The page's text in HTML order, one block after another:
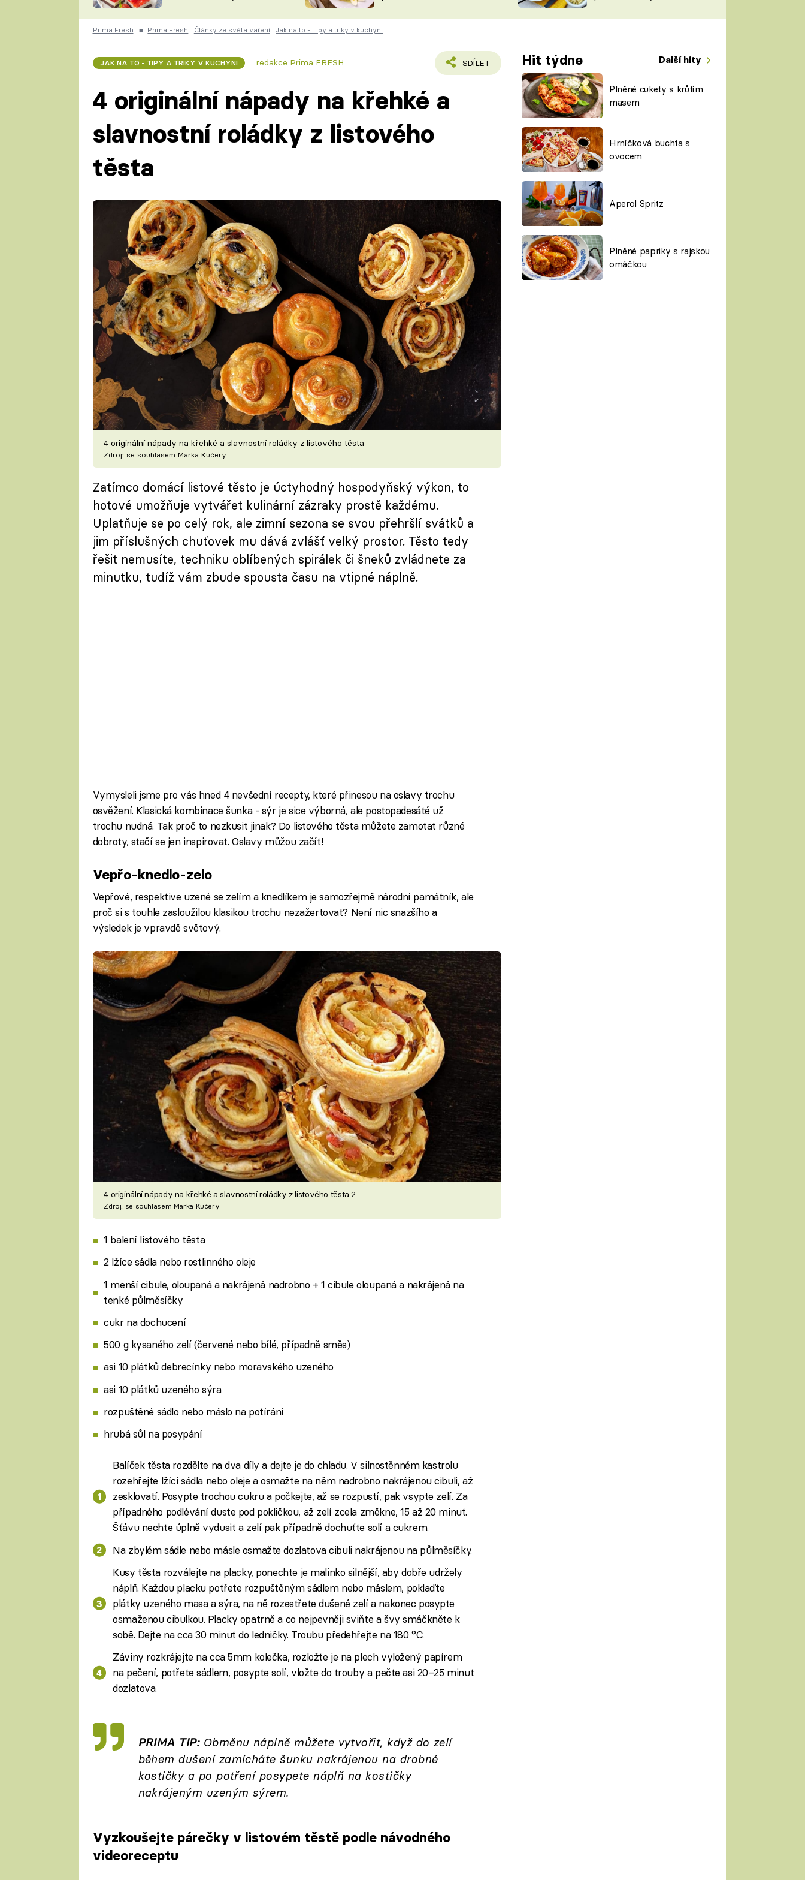
ČESKO NA TALÍŘI
DOMÁCÍ
KUCHAŘKA
VYCHYTÁVKY
ŠÉFREDAKTORKY
ČASOPIS
Prima Fresh ■ Prima Fresh Články ze světa vaření Jak na to - Tipy a triky v kuchyni
JAK NA TO - TIPY A TRIKY V KUCHYNI redakce Prima FRESH SDÍLET Hit týdne Další hity
Plněné cukety s krůtím
masem
Hrníčková buchta s
ovocem
Aperol Spritz
Plněné papriky s rajskou
omáčkou
4 originální nápady na křehké a
slavnostní roládky z listového
těsta
4 originální nápady na křehké a slavnostní roládky z listového těsta
Zdroj: se souhlasem Marka Kučery
Zatímco domácí listové těsto je úctyhodný hospodyňský výkon, to
hotové umožňuje vytvářet kulinární zázraky prostě každému.
Uplatňuje se po celý rok, ale zimní sezona se svou přehršlí svátků a
jim příslušných chuťovek mu dává zvlášť velký prostor. Těsto tedy
řešit nemusíte, techniku oblíbených spirálek či šneků zvládnete za
minutku, tudíž vám zbude spousta času na vtipné náplně.
Vymysleli jsme pro vás hned 4 nevšední recepty, které přinesou na oslavy trochu
osvěžení. Klasická kombinace šunka - sýr je sice výborná, ale postopadesáté už
trochu nudná. Tak proč to nezkusit jinak? Do listového těsta můžete zamotat různé
dobroty, stačí se jen inspirovat. Oslavy můžou začít!
Vepřo-knedlo-zelo
Vepřové, respektive uzené se zelím a knedlíkem je samozřejmě národní památník, ale
proč si s touhle zasloužilou klasikou trochu nezažertovat? Není nic snazšího a
výsledek je vpravdě světový.
4 originální nápady na křehké a slavnostní roládky z listového těsta 2
Zdroj: se souhlasem Marka Kučery
1 balení listového těsta
2 lžíce sádla nebo rostlinného oleje
1 menší cibule, oloupaná a nakrájená nadrobno + 1 cibule oloupaná a nakrájená na
tenké půlměsíčky
cukr na dochucení
500 g kysaného zelí (červené nebo bílé, případně směs)
asi 10 plátků debrecínky nebo moravského uzeného
asi 10 plátků uzeného sýra
rozpuštěné sádlo nebo máslo na potírání
hrubá sůl na posypání
Balíček těsta rozdělte na dva díly a dejte je do chladu. V silnostěnném kastrolu
rozehřejte lžíci sádla nebo oleje a osmažte na něm nadrobno nakrájenou cibuli, až
zesklovatí. Posypte trochou cukru a počkejte, až se rozpustí, pak vsypte zelí. Za
případného podlévání duste pod pokličkou, až zelí zcela změkne, 15 až 20 minut.
Šťávu nechte úplně vydusit a zelí pak případně dochuťte solí a cukrem.
Na zbylém sádle nebo másle osmažte dozlatova cibuli nakrájenou na půlměsíčky.
Kusy těsta rozválejte na placky, ponechte je malinko silnější, aby dobře udržely
náplň. Každou placku potřete rozpuštěným sádlem nebo máslem, poklaďte
plátky uzeného masa a sýra, na ně rozestřete dušené zelí a nakonec posypte
osmaženou cibulkou. Placky opatrně a co nejpevněji sviňte a švy smáčkněte k
sobě. Dejte na cca 30 minut do ledničky. Troubu předehřejte na 180 °C.
Záviny rozkrájejte na cca 5mm kolečka, rozložte je na plech vyložený papírem
na pečení, potřete sádlem, posypte solí, vložte do trouby a pečte asi 20–25 minut
dozlatova.
PRIMA TIP:Obměnu náplně můžete vytvořit, když do zelí
během dušení zamícháte šunku nakrájenou na drobné
kostičky a po potření posypete náplň na kostičky
nakrájeným uzeným sýrem.
Vyzkoušejte párečky v listovém těstě podle návodného
videoreceptu